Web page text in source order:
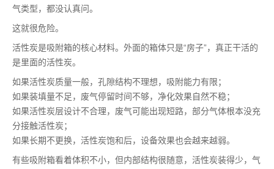
气类型，都没认真问。
这就很危险。
活性炭是吸附箱的核心材料。外面的箱体只是“房子”，真正干活的
是里面的活性炭。
如果活性炭质量一般，孔隙结构不理想，吸附能力有限；
如果装填量不足，废气停留时间不够，净化效果自然不稳；
如果活性炭层设计不合理，废气可能出现短路，部分气体根本没充
分接触活性炭；
如果长期不更换，活性炭饱和后，设备效果也会越来越弱。
有些吸附箱看着体积不小，但内部结构很随意，活性炭装得少，气